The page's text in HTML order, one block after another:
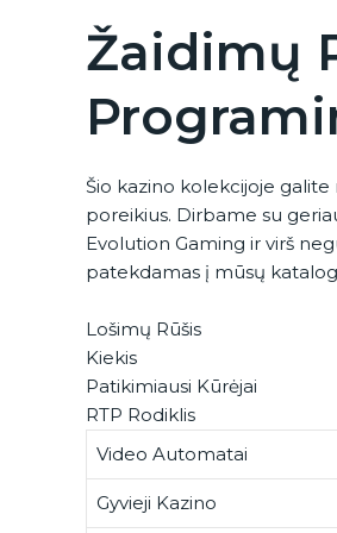
Žaidimų
Šio kazino kolekcijoje
poreikius. Dirbame su
Evolution Gaming ir virš
patekdamas į mūsų
Lošimų Rūšis
Kiekis
Patikimiausi Kūrėjai
RTP Rodiklis
Video Automatai
Gyvieji Kazino